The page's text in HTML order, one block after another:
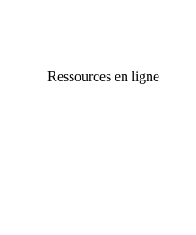
Ressources en ligne